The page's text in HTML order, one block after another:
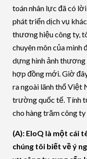
toán nhân lực đã có
phát triển dịch vụ
thương hiệu công ty,
chuyên môn của mình
dựng hình ảnh
hợp đồng mới. Giờ
ra ngoài lãnh thổ Việt
trường quốc tế. Tính
cho hàng trăm công
(A): EloQ là một cái
chúng tôi biết về ý